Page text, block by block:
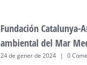
Fundación Catalunya-
ambiental del Mar
24 de gener de 2024 | 0